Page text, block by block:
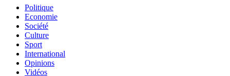
Politique
Economie
Société
Culture
Sport
International
Opinions
Vidéos